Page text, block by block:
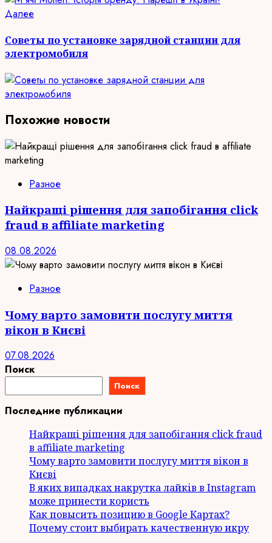
ДалееСледующая
Советы по установке зарядной станции для
электромобиля
Похожие новости
Разное
Найкращі рішення для запобігання click
fraud в affiliate marketing
08.08.2026
Разное
Чому варто замовити послугу миття
вікон в Києві
07.08.2026
Поиск
Поиск
Последние публикации
Найкращі рішення для запобігання click fraud
в affiliate marketing
Чому варто замовити послугу миття вікон в
Києві
В яких випадках накрутка лайків в Instagram
може принести користь
Как повысить позицию в Google Картах?
Почему стоит выбирать качественную икру